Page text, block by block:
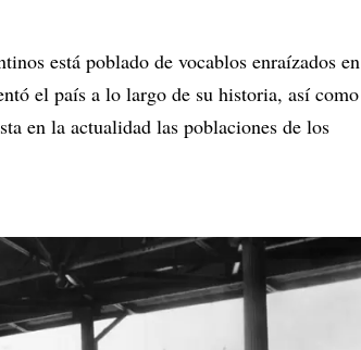
está poblado de vocablos enraízados en
el país a lo largo de su historia, así como
en la actualidad las poblaciones de los